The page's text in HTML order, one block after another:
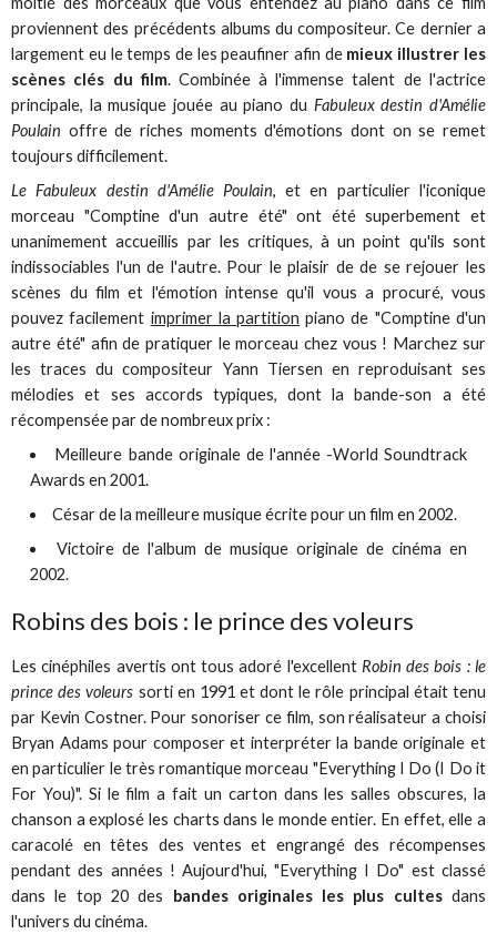
proviennent des précédents albums du compositeur. Ce dernier a
largement eu le temps de les peaufiner afin de mieux illustrer les
scènes clés du film. Combinée à l'immense talent de l'actrice
principale, la musique jouée au piano du Fabuleux destin d'Amélie
Poulain offre de riches moments d'émotions dont on se remet
toujours difficilement.
Le Fabuleux destin d'Amélie Poulain, et en particulier l'iconique
morceau "Comptine d'un autre été" ont été superbement et
unanimement accueillis par les critiques, à un point qu'ils sont
indissociables l'un de l'autre. Pour le plaisir de de se rejouer les
scènes du film et l'émotion intense qu'il vous a procuré, vous
pouvez facilement imprimer la partition piano de "Comptine d'un
autre été" afin de pratiquer le morceau chez vous ! Marchez sur
les traces du compositeur Yann Tiersen en reproduisant ses
mélodies et ses accords typiques, dont la bande-son a été
récompensée par de nombreux prix :
Meilleure bande originale de l'année -World Soundtrack
Awards en 2001.
César de la meilleure musique écrite pour un film en 2002.
Victoire de l'album de musique originale de cinéma en
2002.
Robins des bois : le prince des voleurs
Les cinéphiles avertis ont tous adoré l'excellent Robin des bois : le
prince des voleurs sorti en 1991 et dont le rôle principal était tenu
par Kevin Costner. Pour sonoriser ce film, son réalisateur a choisi
Bryan Adams pour composer et interpréter la bande originale et
en particulier le très romantique morceau "Everything I Do (I Do it
For You)". Si le film a fait un carton dans les salles obscures, la
chanson a explosé les charts dans le monde entier. En effet, elle a
caracolé en têtes des ventes et engrangé des récompenses
pendant des années ! Aujourd'hui, "Everything I Do" est classé
dans le top 20 des bandes originales les plus cultesdans
l'univers du cinéma.